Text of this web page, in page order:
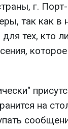
г.
так как в
тех, кто
которое
на